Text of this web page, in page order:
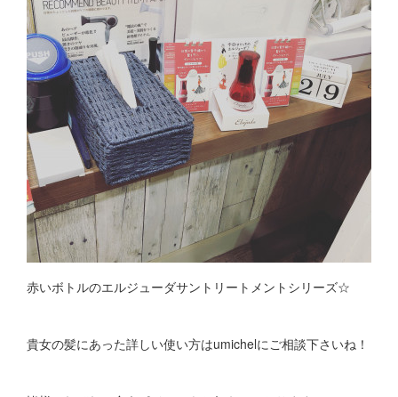
赤いボトルのエルジューダサントリートメントシリーズ☆
貴女の髪にあった詳しい使い方はumichelにご相談下さいね！